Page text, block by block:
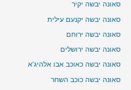
סאונה יבשה יקיר
סאונה יבשה יקנעם עילית
סאונה יבשה ירוחם
סאונה יבשה ירושלים
סאונה יבשה כאוכב אבו אלהיג'א
סאונה יבשה כוכב השחר